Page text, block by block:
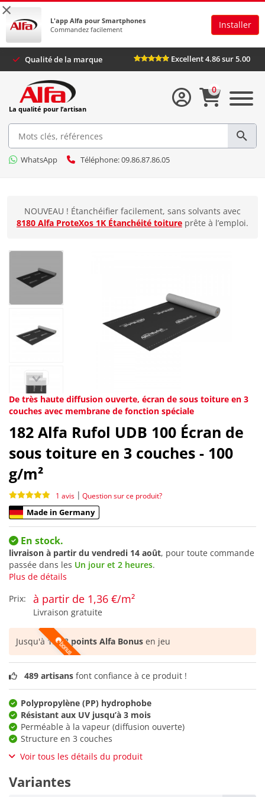
×
L'app Alfa pour Smartphones
Commandez facilement
Installer
Qualité de la marque Excellent 4.86 sur 5.00
La qualité pour l’artisan
WhatsApp Téléphone: 09.86.87.86.05
0
NOUVEAU ! Étanchéifier facilement, sans solvants avec
8180 Alfa ProteXos 1K Étanchéité toiture prête à l’emploi.
De très haute diffusion ouverte, écran de sous toiture en 3
couches avec membrane de fonction spéciale
182 Alfa Rufol UDB 100 Écran de
sous toiture en 3 couches - 100
g/m²
1 avis | Question sur ce produit?
Made in Germany
En stock.
livraison à partir du vendredi 14 août, pour toute commande
passée dans les Un jour et 2 heures.
Plus de détails
Prix:
à partir de 1,36 €/m²
Livraison gratuite
Jusqu'à1.078 points Alfa Bonus en jeu
489 artisans font confiance à ce produit !
Polypropylène (PP) hydrophobe
Résistant aux UV jusqu’à 3 mois
Perméable à la vapeur (diffusion ouverte)
Structure en 3 couches
Voir tous les détails du produit
Variantes